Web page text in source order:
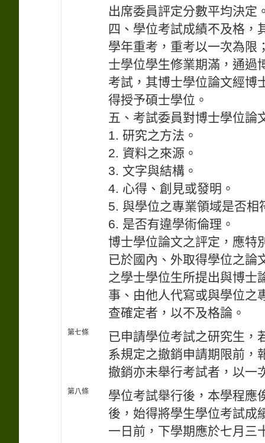
出席委員評定分數平均決定
四、學位考試成績不及格，
學年重考，重考以一次為限
士學位學生修業期滿，通過
考試，其博士學位論文經博
得授予碩士學位。
五、考試委員對博士學位論
1. 研究之方法。
2. 資料之來源。
3. 文字與結構。
4. 心得、創見或發明。
5. 與學位之專業領域是否相
6. 是否有違學術倫理。
博士學位論文之評定，應特
已於國內、外取得學位之論
之學士學位生所提出與博士
事、由他人代寫或與學位之
查確定者，以不及格論。
第七條
已申請學位考試之研究生，
系規定之撤銷申請期限前，
撤銷亦未舉行考試者，以一
第八條
學位考試舉行後，本學程應
後，始得將學生學位考試成
一日前，下學期應於七月三